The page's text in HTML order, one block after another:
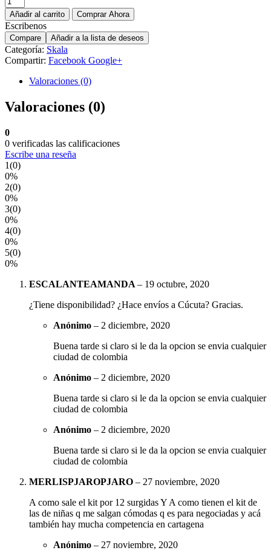
Añadir al carrito Comprar Ahora
Escribenos
Compare Añadir a la lista de deseos
Categoría: Skala
Compartir: Facebook Google+
Valoraciones (0)
Valoraciones (0)
0
0 verificadas las calificaciones
Escribe una reseña
1(0)
0%
2(0)
0%
3(0)
0%
4(0)
0%
5(0)
0%
ESCALANTEAMANDA – 19 octubre, 2020
¿Tiene disponibilidad? ¿Hace envíos a Cúcuta? Gracias.
Anónimo – 2 diciembre, 2020
Buena tarde si claro si le da la opcion se envia cualquier
ciudad de colombia
Anónimo – 2 diciembre, 2020
Buena tarde si claro si le da la opcion se envia cualquier
ciudad de colombia
Anónimo – 2 diciembre, 2020
Buena tarde si claro si le da la opcion se envia cualquier
ciudad de colombia
MERLISPJAROPJARO – 27 noviembre, 2020
A como sale el kit por 12 surgidas Y A como tienen el kit de
las de niñas q me salgan cómodas q es para negociadas y acá
también hay mucha competencia en cartagena
Anónimo – 27 noviembre, 2020